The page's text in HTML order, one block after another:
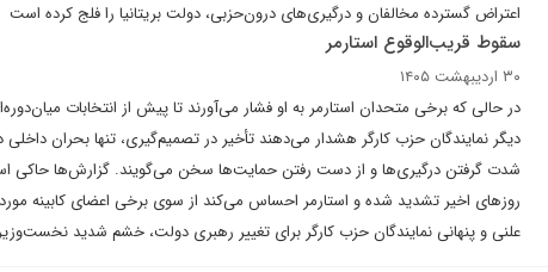
اعتراض گسترده مخالفان و درگیری‌های درون‌حزبی، دولت بریتانیا را فلج کرده است
سقوط قریب‌الوقوع استارمر
۳۰ اردیبهشت ۱۴۰۵
در حالی که برخی متحدان استارمر به او فشار می‌آورند تا پیش از انتخابات
دیگر نمایندگان حزب کارگر هشدار می‌دهند تأخیر در تصمیم‌گیری، تنها بحران داخلی
شدت گرفتن درگیری‌ها و از دست رفتن حمایت‌ها سخن می‌گویند. گزارش‌ها حاکی
روزهای اخیر تشدید شده و استارمر احساس می‌کند از سوی برخی اعضای کابینه
علنی و پنهانی نمایندگان حزب کارگر برای تغییر رهبری دولت، خشم شدید